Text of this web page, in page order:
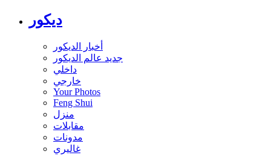
ديكور
أخبار الديكور
جديد عالم الديكور
داخلي
خارجي
Your Photos
Feng Shui
منزل
مقابلات
مدونات
غاليري